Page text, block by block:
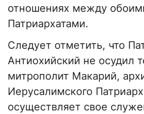
отношениях между
Патриархатами.
Следует отметить, что
Антиохийский не осудил
митрополит Макарий,
Иерусалимского
осуществляет свое